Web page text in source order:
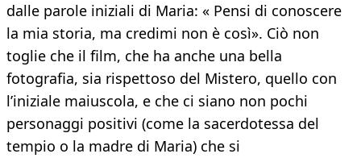
dalle parole iniziali di Maria: « Pensi di conoscere
la mia storia, ma credimi non è così». Ciò non
toglie che il film, che ha anche una bella
fotografia, sia rispettoso del Mistero, quello con
l’iniziale maiuscola, e che ci siano non pochi
personaggi positivi (come la sacerdotessa del
tempio o la madre di Maria) che si